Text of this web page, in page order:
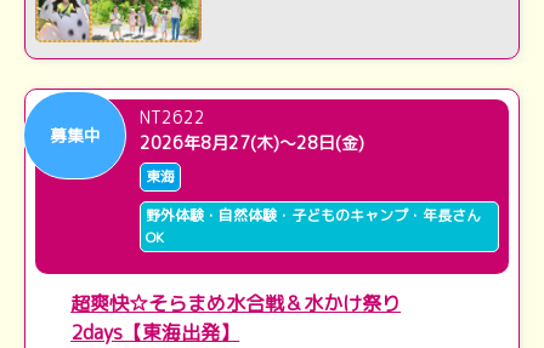
募集中
NT2622
2026年8月27(木)～28日(金)
東海
野外体験・自然体験・子どものキャンプ・年長さん
OK
超爽快☆そらまめ水合戦＆水かけ祭り
2days【東海出発】